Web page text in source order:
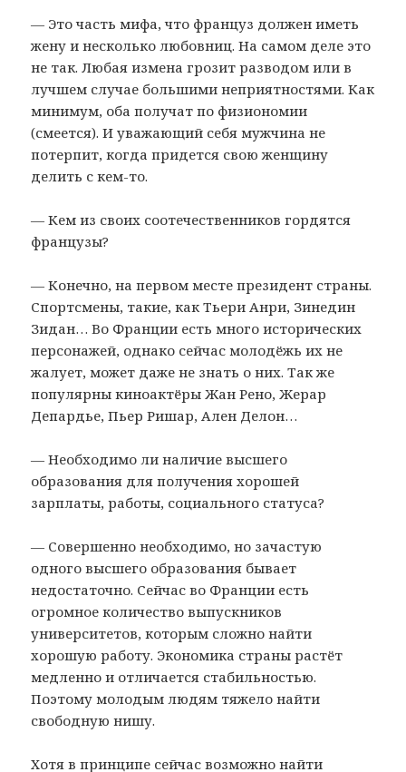
— Это часть мифа, что француз должен иметь
жену и несколько любовниц. На самом деле это
не так. Любая измена грозит разводом или в
лучшем случае большими неприятностями. Как
минимум, оба получат по физиономии
(смеется). И уважающий себя мужчина не
потерпит, когда придется свою женщину
делить с кем-то.
— Кем из своих соотечественников гордятся
французы?
— Конечно, на первом месте президент страны.
Спортсмены, такие, как Тьери Анри, Зинедин
Зидан… Во Франции есть много исторических
персонажей, однако сейчас молодёжь их не
жалует, может даже не знать о них. Так же
популярны киноактёры Жан Рено, Жерар
Депардье, Пьер Ришар, Ален Делон…
— Необходимо ли наличие высшего
образования для получения хорошей
зарплаты, работы, социального статуса?
— Совершенно необходимо, но зачастую
одного высшего образования бывает
недостаточно. Сейчас во Франции есть
огромное количество выпускников
университетов, которым сложно найти
хорошую работу. Экономика страны растёт
медленно и отличается стабильностью.
Поэтому молодым людям тяжело найти
свободную нишу.
Хотя в принципе сейчас возможно найти